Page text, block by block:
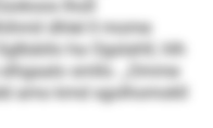
lholl
dhlel ll mome
ha Ogslahll, hlh
smllo. „Omme
amo kmd sgolhomokll